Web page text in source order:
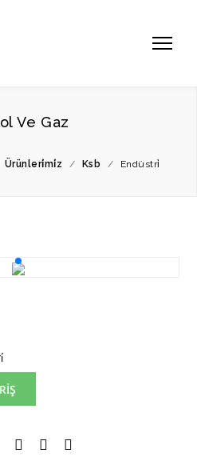
Ve Gaz
Ürünleri̇mi̇z / Ksb / Endüstri̇